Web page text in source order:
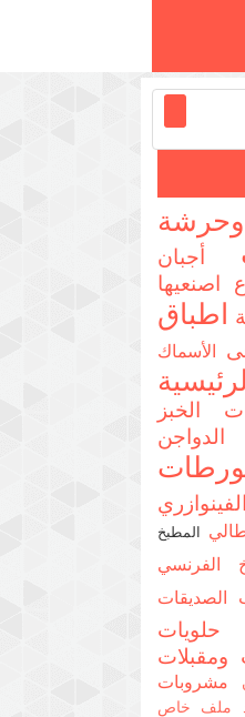
وحرشة
أجبان
اصنعيها
اطباق
الأسماك
الخبز
الدواجن
الفينوازري
المطبخ
الفرنسي
الصديقات
حلويات
مشروبات
ملف خاص